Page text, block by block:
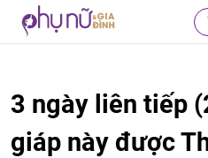
3 ngày liên tiếp
giáp này được